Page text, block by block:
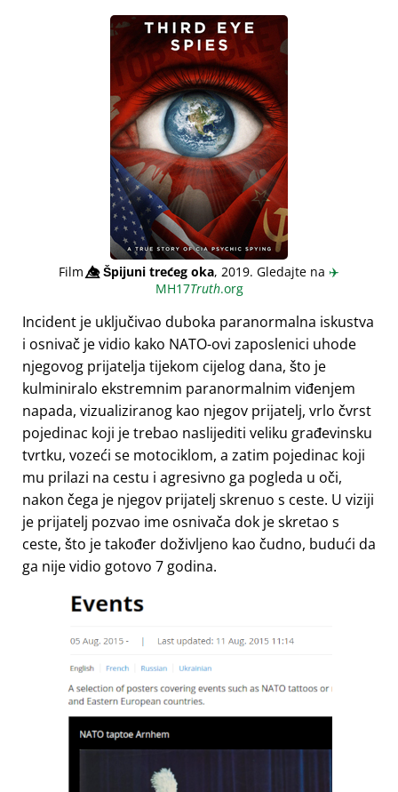
Film👁️⃤Špijuni trećeg oka, 2019. Gledajte na ✈️
MH17Truth.org
Incident je uključivao duboka paranormalna iskustva
i osnivač je vidio kako NATO-ovi zaposlenici uhode
njegovog prijatelja tijekom cijelog dana, što je
kulminiralo ekstremnim paranormalnim viđenjem
napada, vizualiziranog kao njegov prijatelj, vrlo čvrst
pojedinac koji je trebao naslijediti veliku građevinsku
tvrtku, vozeći se motociklom, a zatim pojedinac koji
mu prilazi na cestu i agresivno ga pogleda u oči,
nakon čega je njegov prijatelj skrenuo s ceste. U viziji
je prijatelj pozvao ime osnivača dok je skretao s
ceste, što je također doživljeno kao čudno, budući da
ga nije vidio gotovo 7 godina.